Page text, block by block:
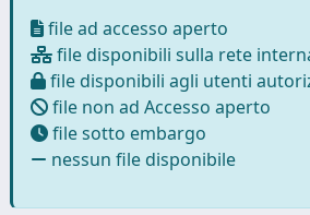
file ad accesso aperto
file disponibili sulla rete
file disponibili agli utenti
file non ad Accesso aperto
file sotto embargo
nessun file disponibile